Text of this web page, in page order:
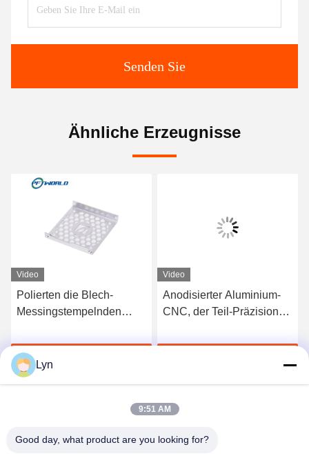
Senden Sie
Ähnliche Erzeugnisse
Video
Polierten die Blech-
Messingstempelnden
passivieren Oberfläche
Video
Anodisierter Aluminium-
CNC, der Teil-Präzision
stempelt
Lyn
9:51 AM
Good day, what product are you looking for?